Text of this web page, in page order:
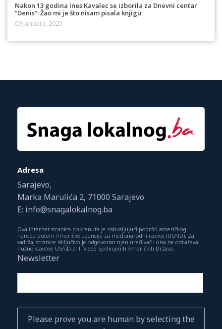
Nakon 13 godina Ines Kavalec se izborila za Dnevni centar
“Denis”: Žao mi je što nisam pisala knjigu
09 Januara, 2025
Adresa
Sarajevo,
Marka Marulića 2, 71000 Sarajevo
E: info@snagalokalnog.ba
Ova internet stranica pokrenuta je zahvaljujući podršci američkog
naroda putem Američke agencije za međunarodni razvoj (USAID). Za
sadržaj stranice isključivo je odgovoran njen uređivač i ona ne odražava
nužno stavove USAID-a ili Vlade Sjedinjenih Američkih Država.
Newsletter
Please prove you are human by selecting the